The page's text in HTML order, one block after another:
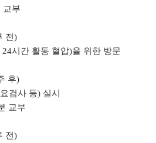
교부
전)
시간 활동 혈압)을 위한 방문
후)
검사 등) 실시
교부
전)